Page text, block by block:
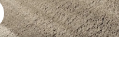
Faceți click pentru a mări